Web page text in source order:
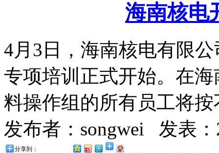
海南核电
4月3日，海南核电有限
专项培训正式开始。在
料操作组的所有员工将
发布者：songwei
发表：
分享到：